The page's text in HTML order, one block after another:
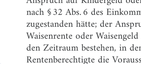
Widerrufsrecht
Prüfkompetenz
Rücknahme, Widerruf und
nach § 32 Abs. 6 des
zugestanden hätte; der
Waisenrente oder
den Zeitraum bestehen, in
Rentenberechtigte die